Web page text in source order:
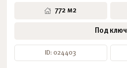
772 м2
Под ключ
ID: 024403